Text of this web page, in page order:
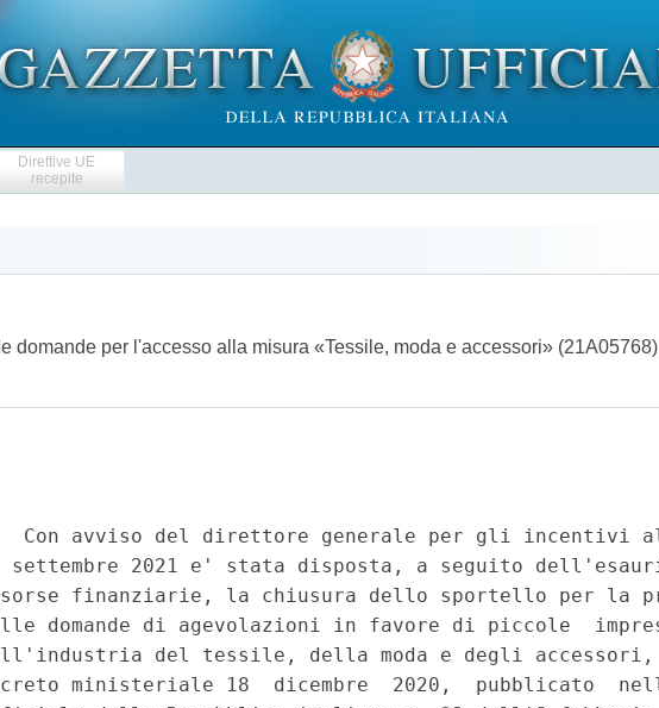
Direttive UE
recepite
domande per l'accesso alla misura «Tessile, moda e accessori» (21A05768)